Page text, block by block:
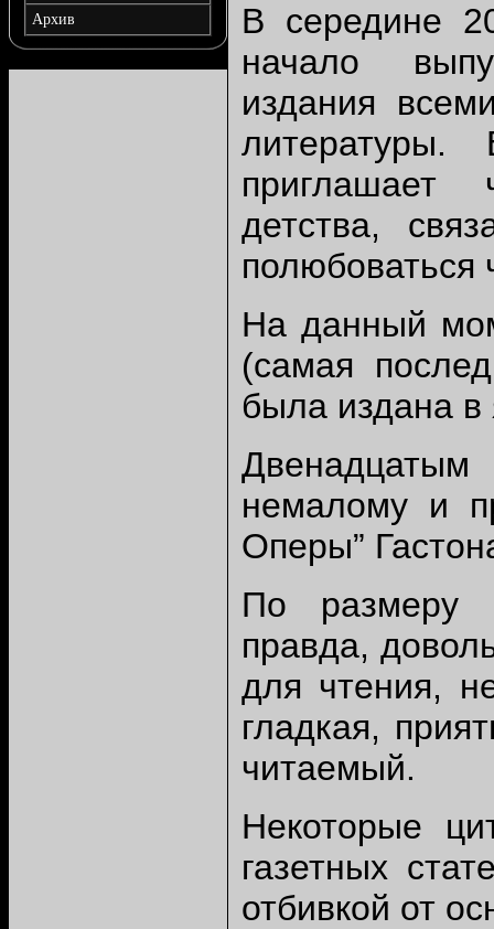
Архив
В середине
начало
издания
литературы.
приглашает
детства,
На данный
(самая
была издана в
немалому и
Оперы”
По размеру
правда,
для чтения,
гладкая,
читаемый.
Некоторые
газетных
отбивкой от